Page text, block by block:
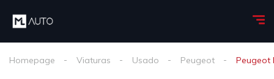
Homepage Viaturas Usado Peugeot Peugeot